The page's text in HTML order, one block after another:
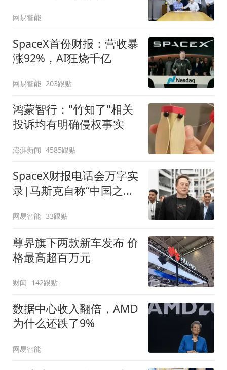
网易智能
SpaceX首份财报：营收暴
涨92%，AI狂烧千亿
网易智能 203跟贴
鸿蒙智行："竹知了"相关
投诉均有明确侵权事实
澎湃新闻 4585跟贴
SpaceX财报电话会万字实
录|马斯克自称“中国之外
蓝图
网易智能 33跟贴
尊界旗下两款新车发布 价
格最高超百万元
财闻 142跟贴
数据中心收入翻倍，AMD
为什么还跌了9%
网易智能